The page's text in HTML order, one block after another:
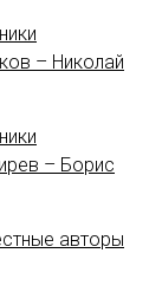
– Николай
– Борис
авторы